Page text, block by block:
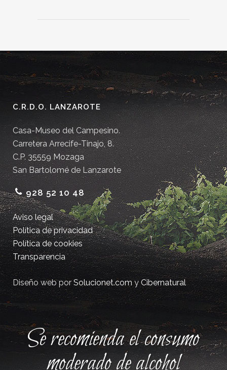
C.R.D.O. LANZAROTE
Casa-Museo del Campesino.
Carretera Arrecife-Tinajo, 8.
C.P. 35559 Mozaga
San Bartolomé de Lanzarote
928 52 10 48
Aviso legal
Política de privacidad
Política de cookies
Transparencia
Diseño web porSolucionet.comyCibernatural
Se recomienda el consumo
moderado de alcohol